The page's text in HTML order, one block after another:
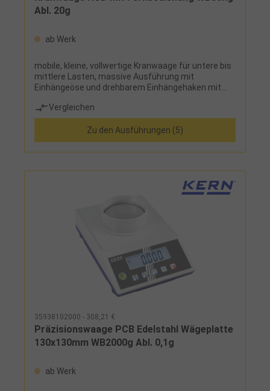
Abl. 20g
ab Werk
mobile, kleine, vollwertige Kranwaage für untere bis
mittlere Lasten, massive Ausführung mit
Einhängeöse und drehbarem Einhängehaken mit
Fernbedienung (Reichweite bis 20 m),
übersichtliches Tastendisplay, Ziffernhöhe im
Display 28 mm, Variante 4 und 5 als
Zweibereichswaage (Dual Range = schaltet sich
automatisch in den nächstgrößeren Wägebereich
EIN/AUS, UNIT, CAL extern, TARE, Data-HOLD, Auto-
OffKranwaagen niemals über die angegebene
belasten!Lieferumfang:Kranwaage, 4 Mignon-
Einhängehaken
Vergleichen
Zu den Ausführungen (5)
35938102000 - 308,21 €
Präzisionswaage PCB Edelstahl Wägeplatte
130x130mm WB2000g Abl. 0,1g
ab Werk